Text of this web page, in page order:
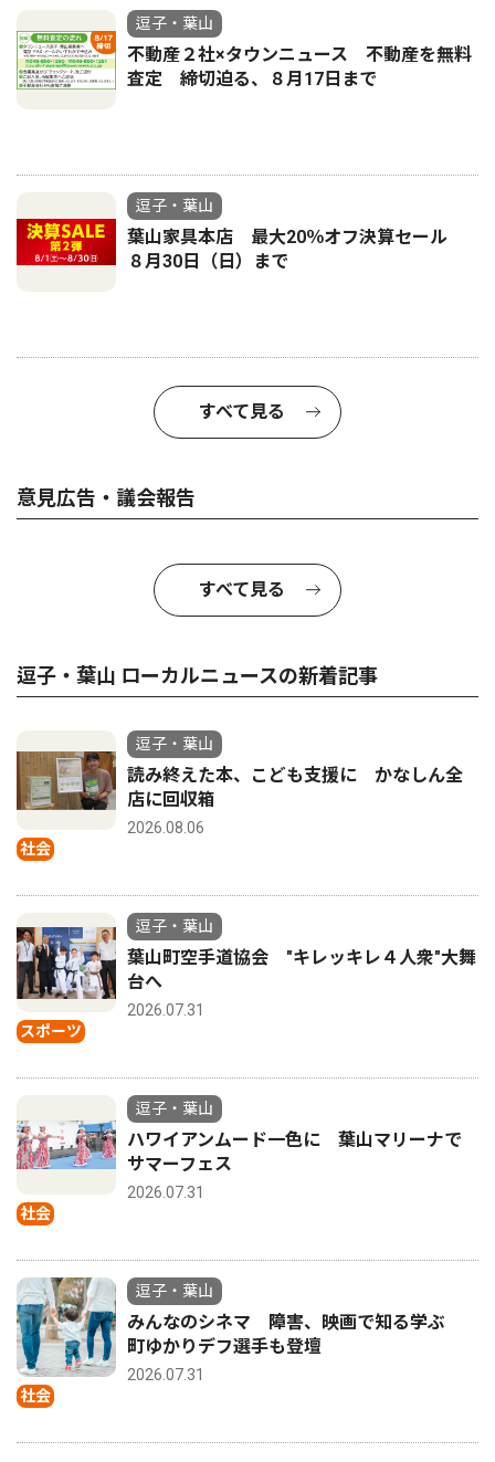
逗子・葉山
不動産２社×タウンニュース 不動産を無料
査定 締切迫る、８月17日まで
逗子・葉山
葉山家具本店 最大20％オフ決算セール
８月30日（日）まで
すべて見る
意見広告・議会報告
すべて見る
逗子・葉山 ローカルニュースの新着記事
社会
逗子・葉山
読み終えた本、こども支援に かなしん全
店に回収箱
2026.08.06
スポーツ
逗子・葉山
葉山町空手道協会 "キレッキレ４人衆"大舞
台へ
2026.07.31
社会
逗子・葉山
ハワイアンムード一色に 葉山マリーナで
サマーフェス
2026.07.31
社会
逗子・葉山
みんなのシネマ 障害、映画で知る学ぶ
町ゆかりデフ選手も登壇
2026.07.31